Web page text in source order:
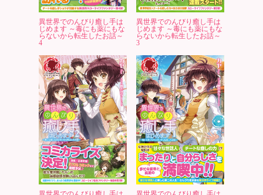
異世界でのんびり癒し手は
じめます ～毒にも薬にもな
らないから転生したお話～
4
異世界でのんびり癒し手は
じめます ～毒にも薬にもな
らないから転生したお話～
3